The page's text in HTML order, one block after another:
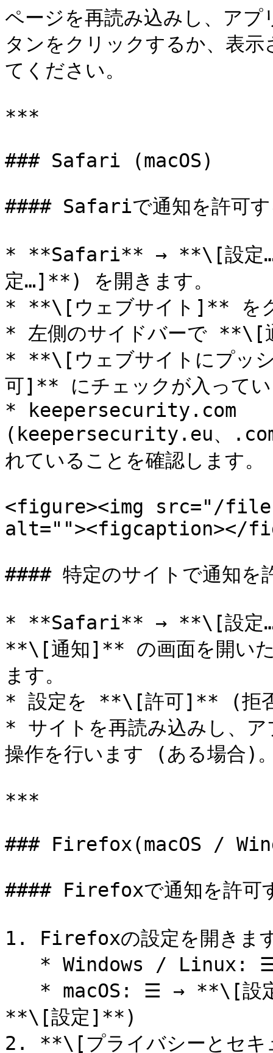
ページを再読み込みし、ア
タンをクリックするか、表
てください。
***
### Safari (macOS)
#### Safariで通知を許可
* **Safari** → **\[設定
定…]**) を開きます。
* **\[ウェブサイト]** をク
* 左側のサイドバーで **\[
* **\[ウェブサイトにプッシ
可]** にチェックが入ってい
* keepersecurity.com
(keepersecurity.eu、
れていることを確認します。
<figure><img src="/
alt=""><figcaption></
#### 特定のサイトで通知を
* **Safari** → **\[設定
**\[通知]** の画面を開いた
ます。
* 設定を **\[許可]** (拒否
* サイトを再読み込みし、ア
操作を行います (ある場合)
***
### Firefox(macOS /
#### Firefoxで通知を許可
1. Firefoxの設定を開きま
**\[設定]**)
2. **\[プライバシーとセキ